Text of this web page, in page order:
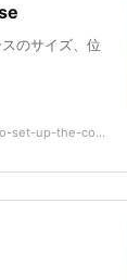
のサイズ、位
set-up-the-co...